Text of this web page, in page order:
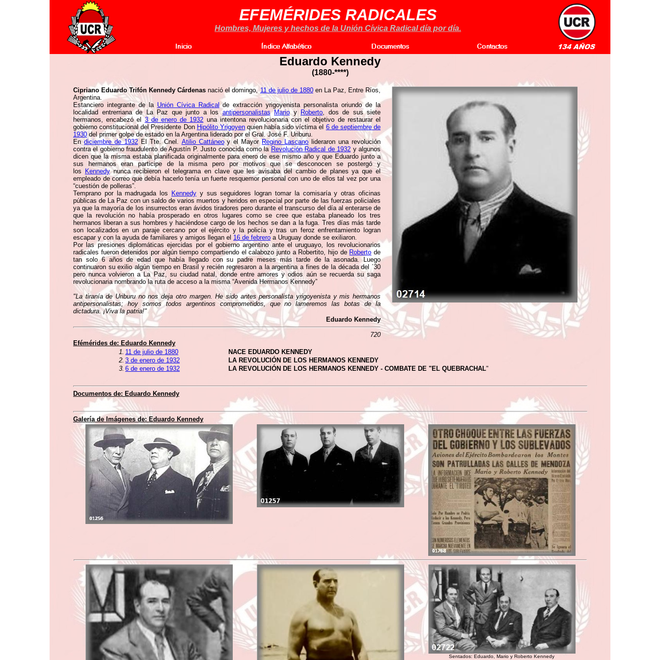
EFEMÉRIDES RADICALES
Hombres, Mujeres y hechos de la Unión Cívica Radical día por día.
Eduardo Kennedy
(1880-****)
Cipriano Eduardo Trifón Kennedy Cárdenas nació el domingo,11 de julio de 1880en La Paz, Entre Ríos,
Argentina.
Estanciero integrante de la Unión Cívica Radicalde extracción yrigoyenista personalista oriundo de la
localidad entrerriana de La Paz que junto a losantipersonalistas Marioy Roberto, dos de sus siete
hermanos, encabezó el3 de enero de 1932 una intentona revolucionaria con el objetivo de restaurar el
gobierno constitucional del Presidente Don Hipólito Yrigoyenquien había sido víctima el 6 de septiembre de
1930 del primer golpe de estado en la Argentina liderado por el Gral. José F. Uriburu.
Endiciembre de 1932El Tte. Cnel. Atilio Cattáneoy el MayorRegino Lascano lideraron una revolución
contra el gobierno fraudulento de Agustín P. Justo conocida como la Revolución Radical de 1932 y algunos
dicen que la misma estaba planificada originalmente para enero de ese mismo año y que Eduardo junto a
sus hermanos eran participe de la misma pero por motivos que se desconocen se postergó y
los
Kennedynunca recibieron el telegrama en clave que les avisaba del cambio de planes ya que el
empleado de correo que debía hacerlo tenía un fuerte resquemor personal con uno de ellos tal vez por una
“cuestión de polleras”.
Temprano por la madrugada los
Kennedy y sus seguidores logran tomar la comisaría y otras oficinas
públicas de La Paz con un saldo de varios muertos y heridos en especial por parte de las fuerzas policiales
ya que la mayoría de los insurrectos eran ávidos tiradores pero durante el transcurso del día al enterarse de
que la revolución no había prosperado en otros lugares como se cree que estaba planeado los tres
hermanos liberan a sus hombres y haciéndose cargo de los hechos se dan a la fuga. Tres días más tarde
son localizados en un paraje cercano por el ejército y la policía y tras un feroz enfrentamiento logran
escapar y con la ayuda de familiares y amigos llegan el 16 de febrero a Uruguay donde se exiliaron.
Por las presiones diplomáticas ejercidas por el gobierno argentino ante el uruguayo, los revolucionarios
radicales fueron detenidos por algún tiempo compartiendo el calabozo junto a Robertito, hijo de Roberto de
tan solo 6 años de edad que había llegado con su padre meses más tarde de la asonada. Luego
continuaron su exilio algún tiempo en Brasil y recién regresaron a la argentina a fines de la década del ´30
pero nunca volvieron a La Paz, su ciudad natal, donde entre amores y odios aún se recuerda su saga
revolucionaria nombrando la ruta de acceso a la misma “Avenida Hermanos Kennedy”
"La tiranía de Uriburu no nos deja otro margen. He sido antes personalista yrigoyenista y mis hermanos
antipersonalistas; hoy somos todos argentinos comprometidos, que no lameremos las botas de la
dictadura. ¡Viva la patria!"
Eduardo Kennedy
720
Efémérides de: Eduardo Kennedy
1. 11 de julio de 1880
NACE EDUARDO KENNEDY
2. 3 de enero de 1932
LA REVOLUCIÓN DE LOS HERMANOS KENNEDY
3. 6 de enero de 1932 LA REVOLUCIÓN DE LOS HERMANOS KENNEDY - COMBATE DE "EL QUEBRACHAL"
Documentos de: Eduardo Kennedy
Galería de Imágenes de: Eduardo Kennedy
Sentados: Eduardo, Mario y Roberto Kennedy